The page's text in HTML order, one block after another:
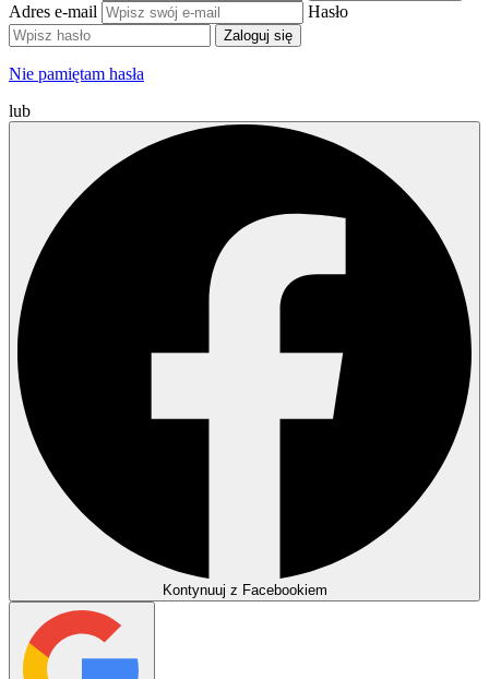
Adres e-mail Hasło
Zaloguj się
Nie pamiętam hasła
lub
Kontynuuj z Facebookiem